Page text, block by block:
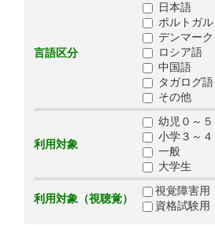
言語区分
日本語
ポルトガル
デンマーク
ロシア語
中国語
タガログ語
その他
利用対象
幼児０～５
小学３～４
一般
大学生
利用対象（視聴覚）
視覚障害用
資格試験用